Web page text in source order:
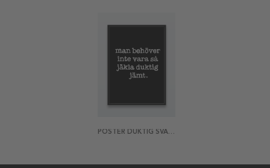
POSTER DUKTIG SVART